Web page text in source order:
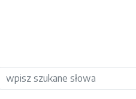
Wyszukiwarka